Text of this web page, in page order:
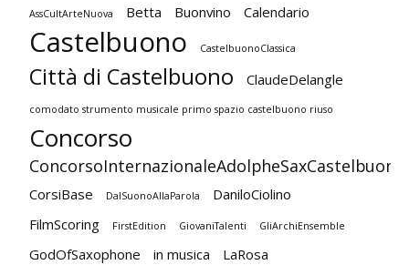
AssCultArteNuova Betta Buonvino Calendario
Castelbuono CastelbuonoClassica
Città di Castelbuono ClaudeDelangle
comodato strumento musicale primo spazio castelbuono riuso
Concorso
ConcorsoInternazionaleAdolpheSaxCastelbuono
CorsiBase DalSuonoAllaParola
DaniloCiolino
FilmScoring
FirstEdition GiovaniTalenti GliArchiEnsemble
GodOfSaxophone in musica LaRosa